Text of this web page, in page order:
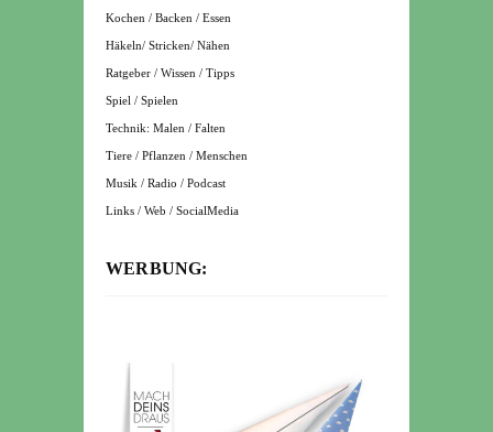
Kochen / Backen / Essen
Häkeln/ Stricken/ Nähen
Ratgeber / Wissen / Tipps
Spiel / Spielen
Technik: Malen / Falten
Tiere / Pflanzen / Menschen
Musik / Radio / Podcast
Links / Web / SocialMedia
WERBUNG: